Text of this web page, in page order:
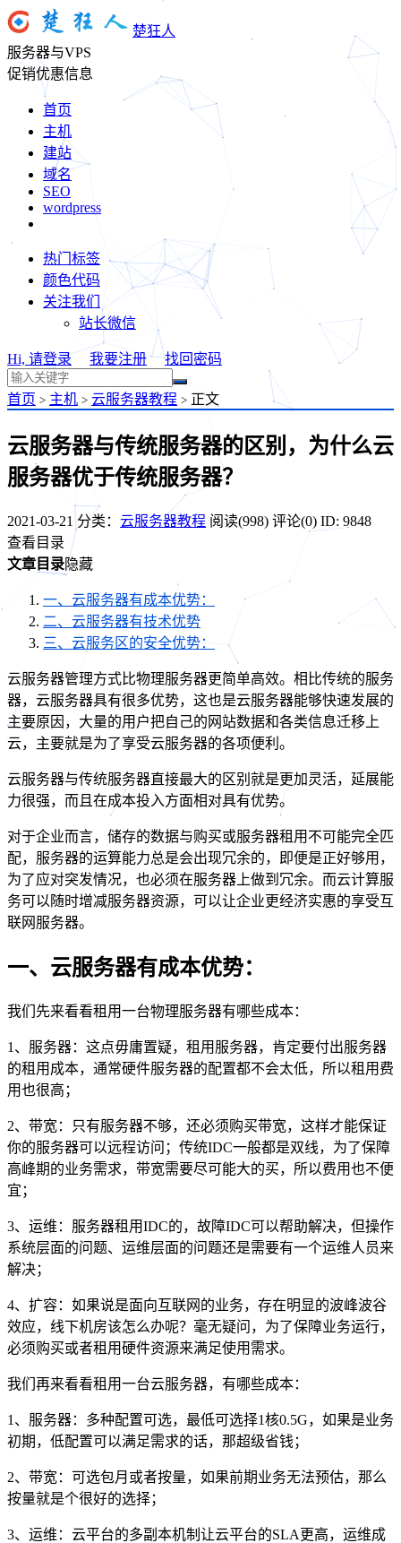
楚狂人
服务器与VPS
促销优惠信息
首页
主机
建站
域名
SEO
wordpress
热门标签
颜色代码
关注我们
站长微信
Hi, 请登录 我要注册 找回密码
首页 > 主机 > 云服务器教程 > 正文
云服务器与传统服务器的区别，为什么云
服务器优于传统服务器？
2021-03-21 分类： 云服务器教程 阅读(998) 评论(0) ID: 9848
查看目录
文章目录隐藏
一、云服务器有成本优势：
二、云服务器有技术优势
三、云服务区的安全优势：
云服务器管理方式比物理服务器更简单高效。相比传统的服务
器，云服务器具有很多优势，这也是云服务器能够快速发展的
主要原因，大量的用户把自己的网站数据和各类信息迁移上
云，主要就是为了享受云服务器的各项便利。
云服务器与传统服务器直接最大的区别就是更加灵活，延展能
力很强，而且在成本投入方面相对具有优势。
对于企业而言，储存的数据与购买或服务器租用不可能完全匹
配，服务器的运算能力总是会出现冗余的，即便是正好够用，
为了应对突发情况，也必须在服务器上做到冗余。而云计算服
务可以随时增减服务器资源，可以让企业更经济实惠的享受互
联网服务器。
一、云服务器有成本优势：
我们先来看看租用一台物理服务器有哪些成本：
1、服务器：这点毋庸置疑，租用服务器，肯定要付出服务器
的租用成本，通常硬件服务器的配置都不会太低，所以租用费
用也很高；
2、带宽：只有服务器不够，还必须购买带宽，这样才能保证
你的服务器可以远程访问；传统IDC一般都是双线，为了保障
高峰期的业务需求，带宽需要尽可能大的买，所以费用也不便
宜；
3、运维：服务器租用IDC的，故障IDC可以帮助解决，但操作
系统层面的问题、运维层面的问题还是需要有一个运维人员来
解决；
4、扩容：如果说是面向互联网的业务，存在明显的波峰波谷
效应，线下机房该怎么办呢？毫无疑问，为了保障业务运行，
必须购买或者租用硬件资源来满足使用需求。
我们再来看看租用一台云服务器，有哪些成本：
1、服务器：多种配置可选，最低可选择1核0.5G，如果是业务
初期，低配置可以满足需求的话，那超级省钱；
2、带宽：可选包月或者按量，如果前期业务无法预估，那么
按量就是个很好的选择；
3、运维：云平台的多副本机制让云平台的SLA更高，运维成